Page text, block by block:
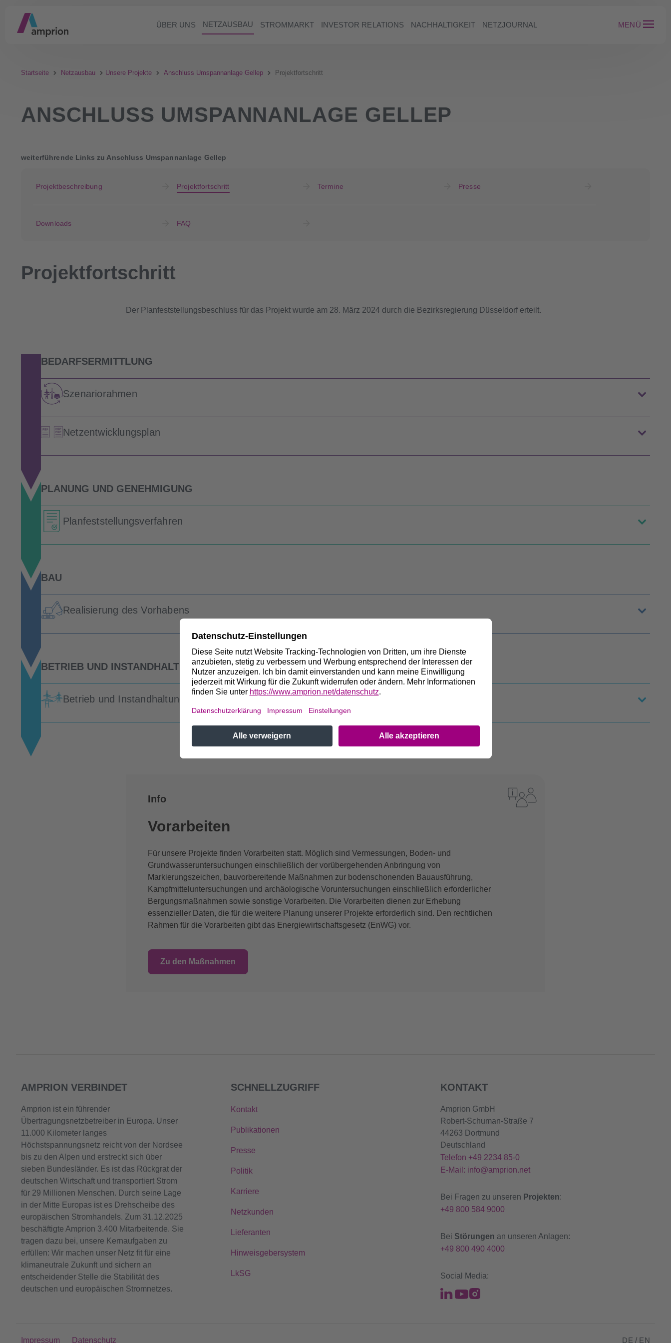
ÜBER UNS NETZAUSBAU STROMMARKT INVESTOR RELATIONS NACHHALTIGKEIT NETZJOURNAL MENÜ
Startseite Netzausbau Unsere Projekte Anschluss Umspannanlage Gellep Projektfortschritt
ANSCHLUSS UMSPANNANLAGE GELLEP
weiterführende Links zu Anschluss Umspannanlage Gellep
Projektbeschreibung Projektfortschritt Termine Presse
Downloads FAQ
Projektfortschritt
Der Planfeststellungsbeschluss für das Projekt wurde am 28. März 2024 durch die Bezirksregierung Düsseldorf erteilt.
BEDARFSERMITTLUNG
Szenariorahmen
Netzentwicklungsplan
PLANUNG UND GENEHMIGUNG
Planfeststellungsverfahren
BAU
Realisierung des Vorhabens
BETRIEB UND INSTANDHALTUNG
Betrieb und Instandhaltung
Info
Vorarbeiten
Für unsere Projekte finden Vorarbeiten statt. Möglich sind Vermessungen, Boden- und
Grundwasseruntersuchungen einschließlich der vorübergehenden Anbringung von
Markierungszeichen, bauvorbereitende Maßnahmen zur bodenschonenden Bauausführung,
Kampfmitteluntersuchungen und archäologische Voruntersuchungen einschließlich erforderlicher
Bergungsmaßnahmen sowie sonstige Vorarbeiten. Die Vorarbeiten dienen zur Erhebung
essenzieller Daten, die für die weitere Planung unserer Projekte erforderlich sind. Den rechtlichen
Rahmen für die Vorarbeiten gibt das Energiewirtschaftsgesetz (EnWG) vor.
Zu den Maßnahmen
AMPRION VERBINDET
Amprion ist ein führender
Übertragungsnetzbetreiber in Europa. Unser
11.000 Kilometer langes
Höchstspannungsnetz reicht von der Nordsee
bis zu den Alpen und erstreckt sich über
sieben Bundesländer. Es ist das Rückgrat der
deutschen Wirtschaft und transportiert Strom
für 29 Millionen Menschen. Durch seine Lage
in der Mitte Europas ist es Drehscheibe des
europäischen Stromhandels. Zum 31.12.2025
beschäftigte Amprion 3.400 Mitarbeitende. Sie
tragen dazu bei, unsere Kernaufgaben zu
erfüllen: Wir machen unser Netz fit für eine
klimaneutrale Zukunft und sichern an
entscheidender Stelle die Stabilität des
deutschen und europäischen Stromnetzes.
SCHNELLZUGRIFF
Kontakt
Publikationen
Presse
Politik
Karriere
Netzkunden
Lieferanten
Hinweisgebersystem
LkSG
KONTAKT
Amprion GmbH
Robert-Schuman-Straße 7
44263 Dortmund
Deutschland
Telefon +49 2234 85-0
E-Mail: info@amprion.net
Bei Fragen zu unseren Projekten:
+49 800 584 9000
Bei Störungen an unseren Anlagen:
+49 800 490 4000
Social Media:
Impressum Datenschutz DE / EN